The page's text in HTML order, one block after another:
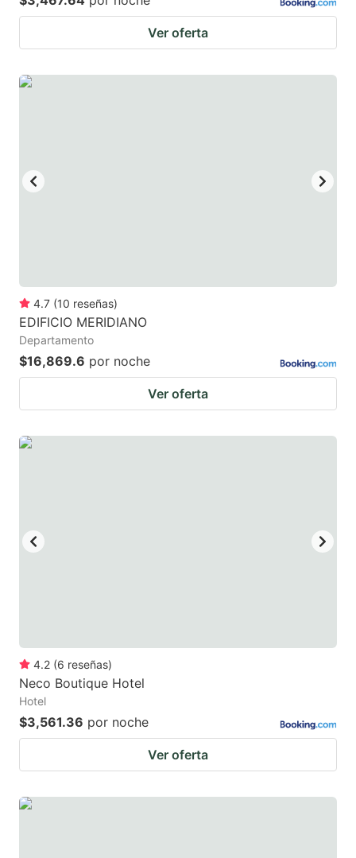
Ver oferta
4.7 (10 reseñas)
EDIFICIO MERIDIANO
Departamento
$16,869.6 por noche
Ver oferta
4.2 (6 reseñas)
Neco Boutique Hotel
Hotel
$3,561.36 por noche
Ver oferta